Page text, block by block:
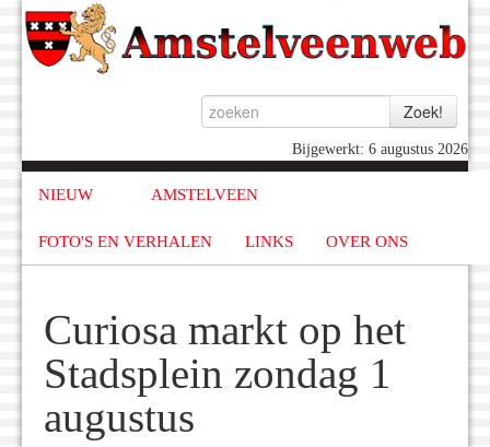
Bijgewerkt: 6 augustus 2026
NIEUW AMSTELVEEN
FOTO'S EN VERHALEN LINKS OVER ONS
Curiosa markt op het
Stadsplein zondag 1
augustus